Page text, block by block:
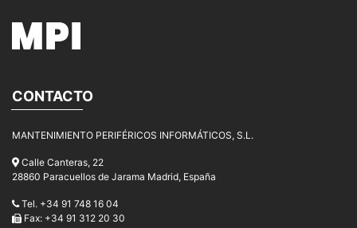
CONTACTO
MANTENIMIENTO PERIFÉRICOS INFORMÁTICOS, S.L.
Calle Canteras, 22
28860 Paracuellos de Jarama Madrid, España
Tel. +34 91 748 16 04
Fax: +34 91 312 20 30